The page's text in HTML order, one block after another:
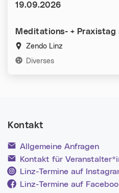
Meditations- +
Zendo Linz
Kategorien:
Diverses
Datum:
19.09.2026
Kontakt
Allgemeine Anfragen
Kontakt für
Linz-Termine auf
Linz-Termine auf